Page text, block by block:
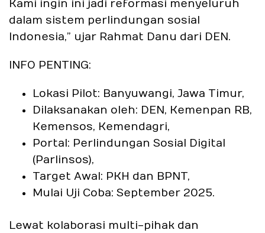
Kami ingin ini jadi reformasi menyeluruh
dalam sistem perlindungan sosial
Indonesia,” ujar Rahmat Danu dari DEN.
INFO PENTING:
Lokasi Pilot: Banyuwangi, Jawa Timur,
Dilaksanakan oleh: DEN, Kemenpan RB,
Kemensos, Kemendagri,
Portal: Perlindungan Sosial Digital
(Parlinsos),
Target Awal: PKH dan BPNT,
Mulai Uji Coba: September 2025.
Lewat kolaborasi multi-pihak dan